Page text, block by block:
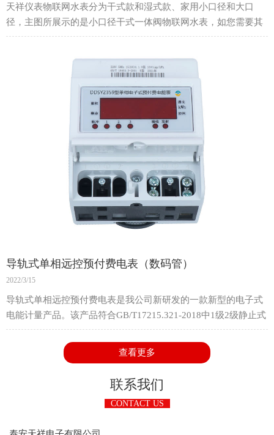
天祥仪表物联网水表分为干式款和湿式款、家用小口径和大口
径，主图所展示的是小口径干式一体阀物联网水表，如您需要其
他型号，欢迎来电咨询。
导轨式单相远控预付费电表（数码管）
2022/3/15
导轨式单相远控预付费电表是我公司新研发的一款新型的电子式
电能计量产品。该产品符合GB/T17215.321-2018中1级2级静止式
交流有功电能表的相关技术要求，适用于参比电压220V或
230V，频率50Hz或60Hz的单相交流有功电能的计算。
该产品适用电压范围宽，可靠性强，寿命长，精度高，功耗低，
并且具有防窃电等功能。它采用导轨式结构设计，体积小，安装
方便，采用标准35mm导轨安装，可广泛应用于城市，农村或工
厂企业的单相电能计量和集中式安装。
查看更多
联系我们
CONTACT US